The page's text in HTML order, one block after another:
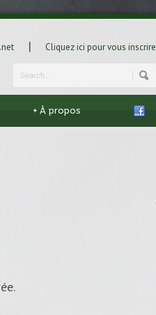
| Cliquez ici pour vous inscrire
À propos
+